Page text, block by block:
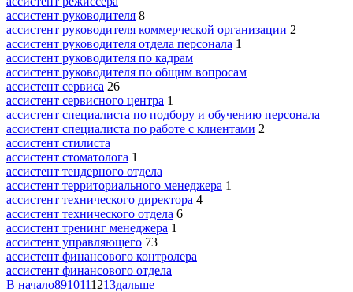
ассистент руководителя 8
ассистент руководителя коммерческой организации 2
ассистент руководителя отдела персонала 1
ассистент руководителя по кадрам
ассистент руководителя по общим вопросам
ассистент сервиса 26
ассистент сервисного центра 1
ассистент специалиста по подбору и обучению персонала
ассистент специалиста по работе с клиентами 2
ассистент стилиста
ассистент стоматолога 1
ассистент тендерного отдела
ассистент территориального менеджера 1
ассистент технического директора 4
ассистент технического отдела 6
ассистент тренинг менеджера 1
ассистент управляющего 73
ассистент финансового контролера
ассистент финансового отдела
В начало8910111213дальше